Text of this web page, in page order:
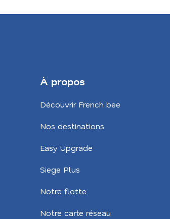
À propos
Découvrir French bee
Nos destinations
Easy Upgrade
Siege Plus
Notre flotte
Notre carte réseau